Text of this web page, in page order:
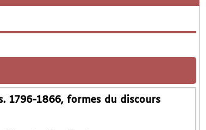
1796-1866, formes du discours